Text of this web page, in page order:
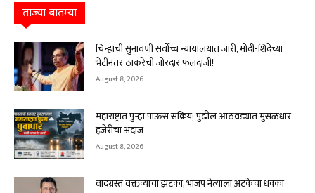
ताज्या बातम्या
चिन्हाची सुनावणी सर्वोच्च न्यायालयात जारी, मोदी-शिंदेंच्या
भेटीनंतर ठाकरेंची जोरदार फलंदाजी!
August 8, 2026
महाराष्ट्रात पुन्हा पाऊस सक्रिय; पुढील आठवड्यात मुसळधार
हजेरीचा अंदाज
August 8, 2026
वादग्रस्त वक्तव्याचा झटका, भाजप नेत्याला अटकेचा धक्का